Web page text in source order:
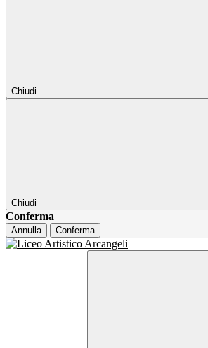
Chiudi
Chiudi
Conferma
Annulla Conferma